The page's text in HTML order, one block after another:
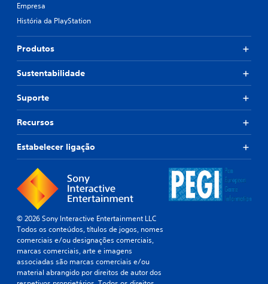
Empresa
História da PlayStation
Produtos
Sustentabilidade
Suporte
Recursos
Estabelecer ligação
© 2026 Sony Interactive Entertainment LLC
Todos os conteúdos, títulos de jogos, nomes
comerciais e/ou designações comerciais,
marcas comerciais, arte e imagens
associadas são marcas comerciais e/ou
material abrangido por direitos de autor dos